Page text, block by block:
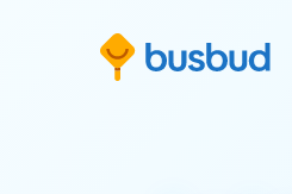
formulaire de recherche
Aller au contenu
Aller au pied de page